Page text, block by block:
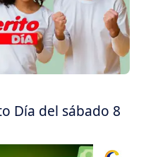
Día del sábado 8